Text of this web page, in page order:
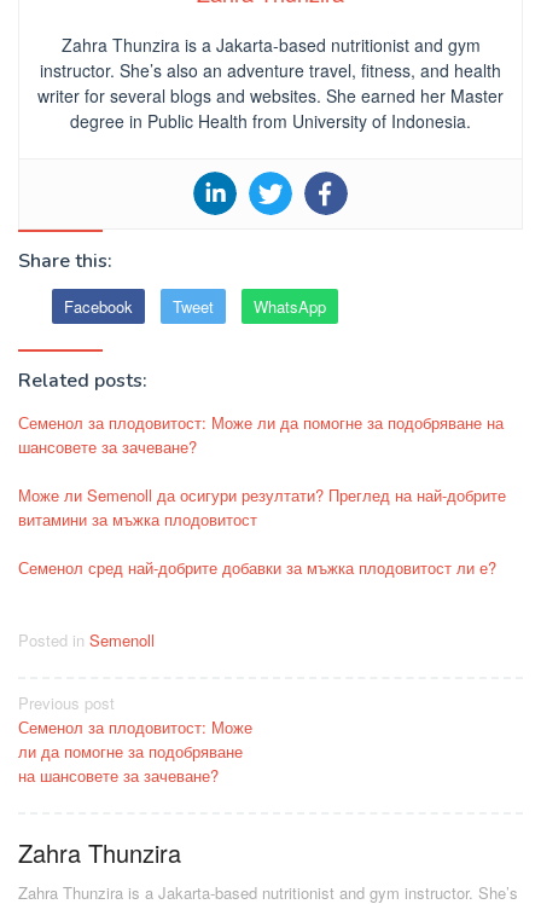
Zahra Thunzira is a Jakarta-based nutritionist and gym
instructor. She’s also an adventure travel, fitness, and health
writer for several blogs and websites. She earned her Master
degree in Public Health from University of Indonesia.
Share this:
Facebook Tweet WhatsApp
Related posts:
Семенол за плодовитост: Може ли да помогне за подобряване на
шансовете за зачеване?
Може ли Semenoll да осигури резултати? Преглед на най-добрите
витамини за мъжка плодовитост
Семенол сред най-добрите добавки за мъжка плодовитост ли е?
Posted in Semenoll
Post
navigation
Previous post
Семенол за плодовитост: Може
ли да помогне за подобряване
на шансовете за зачеване?
Zahra Thunzira
Zahra Thunzira is a Jakarta-based nutritionist and gym instructor. She’s